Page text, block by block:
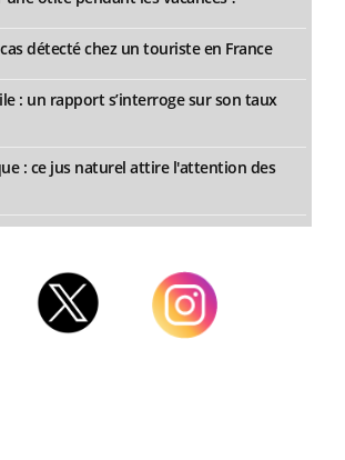
détecté chez un touriste en France
: un rapport s’interroge sur son taux
: ce jus naturel attire l'attention des